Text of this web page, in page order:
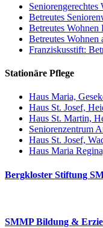
Betreutes
Betreutes Wohnen
Betreutes Wohnen
Franziskusstift:
Stationäre Pflege
Haus Maria,
Haus St. Josef,
Haus St. Martin,
Seniorenzentrum
Haus St. Josef,
Haus Maria
Bergkloster Stiftung
SMMP Bildung &